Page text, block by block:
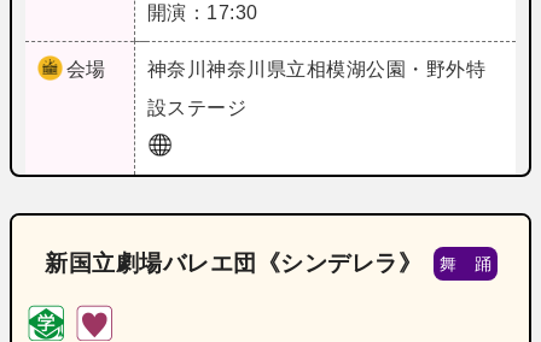
開演：17:30
会場 神奈川神奈川県立相模湖公園・野外特
設ステージ
新国立劇場バレエ団《シンデレラ》 舞 踊